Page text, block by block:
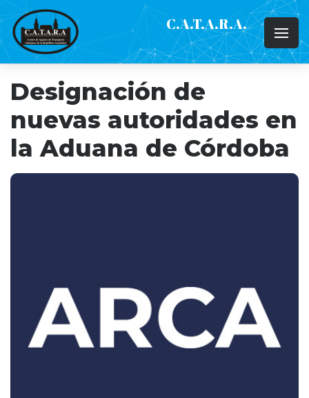
C.A.T.A.R.A.
Designación de
nuevas autoridades en
la Aduana de Córdoba